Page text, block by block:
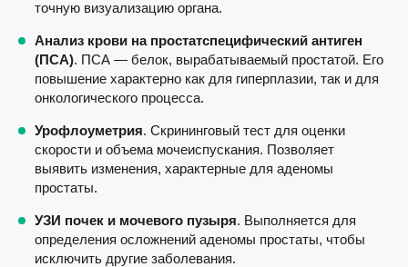
точную визуализацию органа.
Анализ крови на простатспецифический антиген
(ПСА). ПСА — белок, вырабатываемый простатой. Его
повышение характерно как для гиперплазии, так и для
онкологического процесса.
Урофлоуметрия. Скрининговый тест для оценки
скорости и объема мочеиспускания. Позволяет
выявить изменения, характерные для аденомы
простаты.
УЗИ почек и мочевого пузыря. Выполняется для
определения осложнений аденомы простаты, чтобы
исключить другие заболевания.